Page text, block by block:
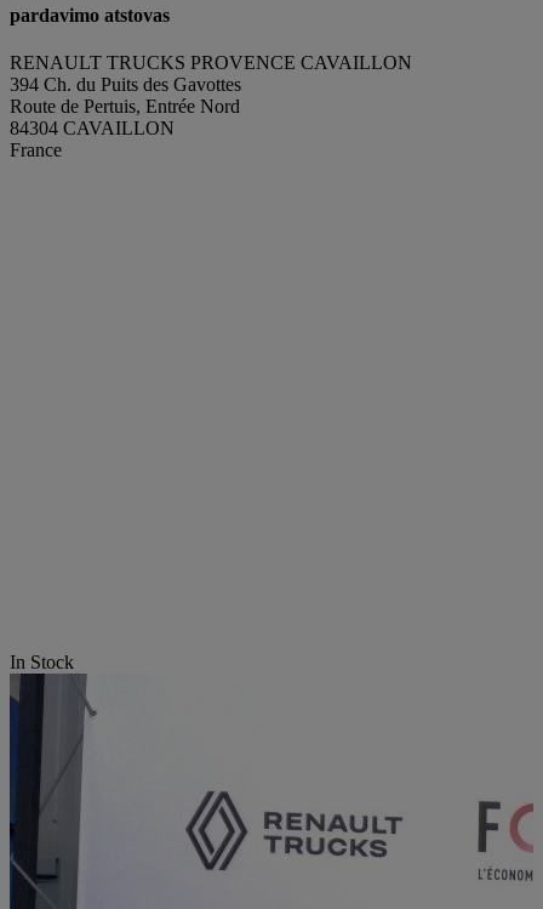
pardavimo atstovas
RENAULT TRUCKS PROVENCE CAVAILLON
394 Ch. du Puits des Gavottes
Route de Pertuis, Entrée Nord
84304 CAVAILLON
France
In Stock